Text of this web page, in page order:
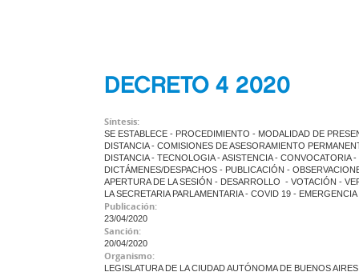
DECRETO 4 2020
Síntesis:
SE ESTABLECE - PROCEDIMIENTO - MODALIDAD DE
DISTANCIA - COMISIONES DE ASESORAMIENTO
DISTANCIA - TECNOLOGIA - ASISTENCIA -
DICTÁMENES/DESPACHOS - PUBLICACIÓN -
APERTURA DE LA SESIÓN - DESARROLLO - VOTACIÓN -
LA SECRETARIA PARLAMENTARIA - COVID 19 -
Publicación:
23/04/2020
Sanción:
20/04/2020
Organismo:
LEGISLATURA DE LA CIUDAD AUTÓNOMA DE BUENOS AIRES